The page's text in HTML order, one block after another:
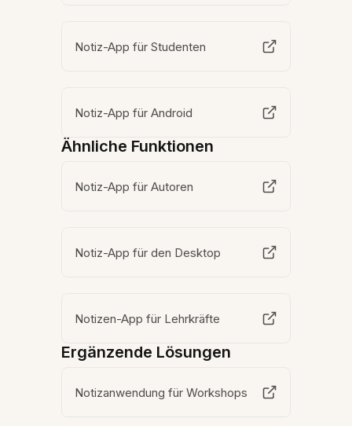
Notiz-App für Studenten
Notiz-App für Android
Ähnliche Funktionen
Notiz-App für Autoren
Notiz-App für den Desktop
Notizen-App für Lehrkräfte
Ergänzende Lösungen
Notizanwendung für Workshops